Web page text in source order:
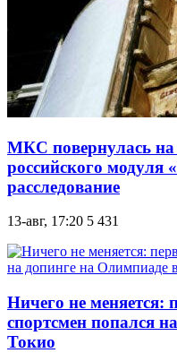
МКС повернулась на
российского модуля
расследование
13-авг, 17:20 5 431
Ничего не меняется:
спортсмен попался
Токио